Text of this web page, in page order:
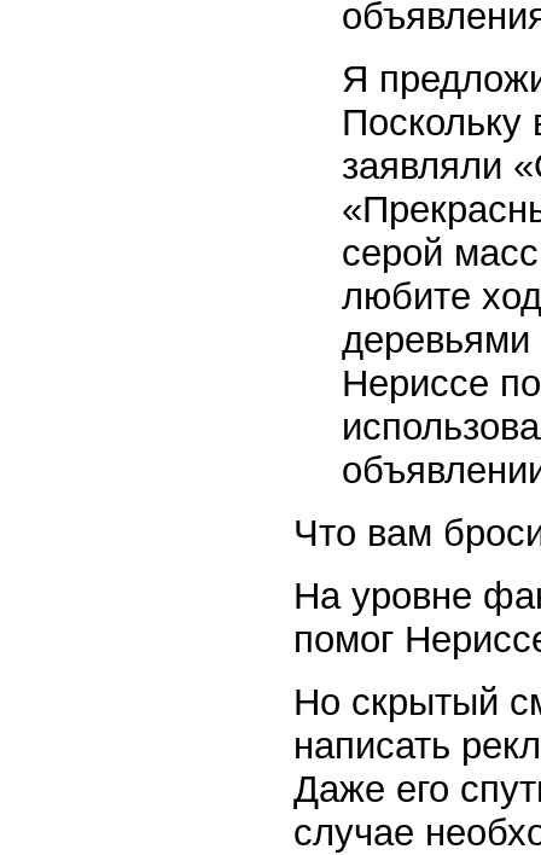
Я
заявляли
серой
любите
деревьями
Нериссе
Что вам
На уровне
помог
Но скрытый
написать
Даже его
случае